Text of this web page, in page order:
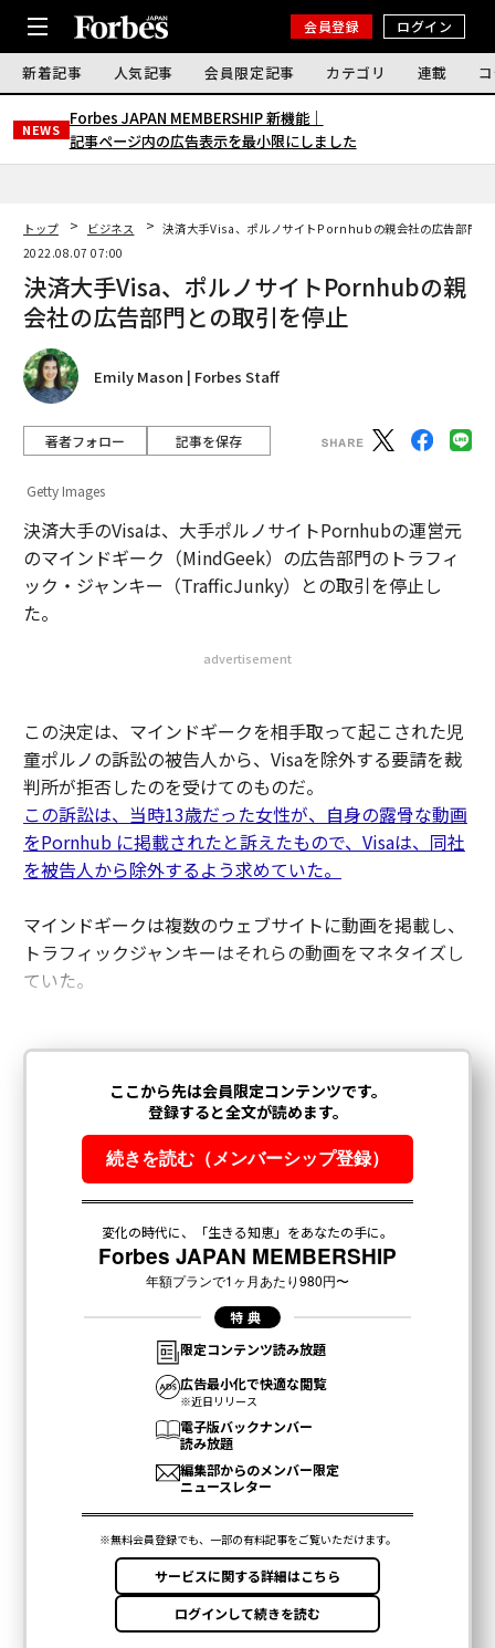
会員登録 ログイン
新着記事 人気記事 会員限定記事 カテゴリ 連載
NEWS
Forbes JAPAN MEMBERSHIP 新機能｜
記事ページ内の広告表示を最小限にしました
トップ ビジネス
決済大手Visa、ポルノサイトPornhubの親会社の広告部門と
2022.08.07 07:00
決済大手Visa、ポルノサイトPornhubの親
会社の広告部門との取引を停止
Emily Mason | Forbes Staff
著者フォロー 記事を保存
Getty Images
決済大手のVisaは、大手ポルノサイトPornhubの運営元
のマインドギーク（MindGeek）の広告部門のトラフィ
ック・ジャンキー（TrafficJunky）との取引を停止し
た。
advertisement
この決定は、マインドギークを相手取って起こされた児
童ポルノの訴訟の被告人から、Visaを除外する要請を裁
判所が拒否したのを受けてのものだ。
この訴訟は、当時13歳だった女性が、自身の露骨な動画
をPornhub に掲載されたと訴えたもので、Visaは、同社
を被告人から除外するよう求めていた。
マインドギークは複数のウェブサイトに動画を掲載し、
トラフィックジャンキーはそれらの動画をマネタイズし
ていた。